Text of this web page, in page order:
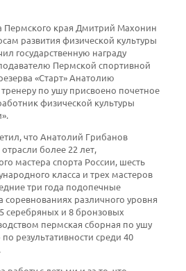
Пермского края Дмитрий Махонин
развития физической культуры
государственную награду
Пермской спортивной
«Старт» Анатолию
по ушу присвоено почетное
физической культуры
что Анатолий Грибанов
более 22 лет,
мастера спорта России, шесть
класса и трех мастеров
три года подопечные
соревнованиях различного уровня
серебряных и 8 бронзовых
пермская сборная по ушу
результативности среди 40